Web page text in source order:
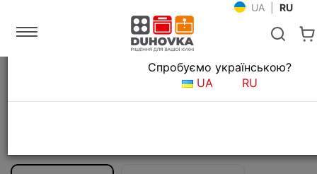
UA RU
Кухонные вытяжки
Вытяжка кухонная Falmec MARTE PRO
Язык магазина
Спробуємо українською?
UA
RU